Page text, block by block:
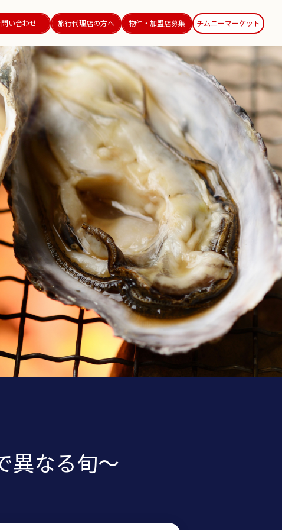
問い合わせ 旅行代理店の方へ 物件・加盟店募集 チムニーマーケット
異なる旬～